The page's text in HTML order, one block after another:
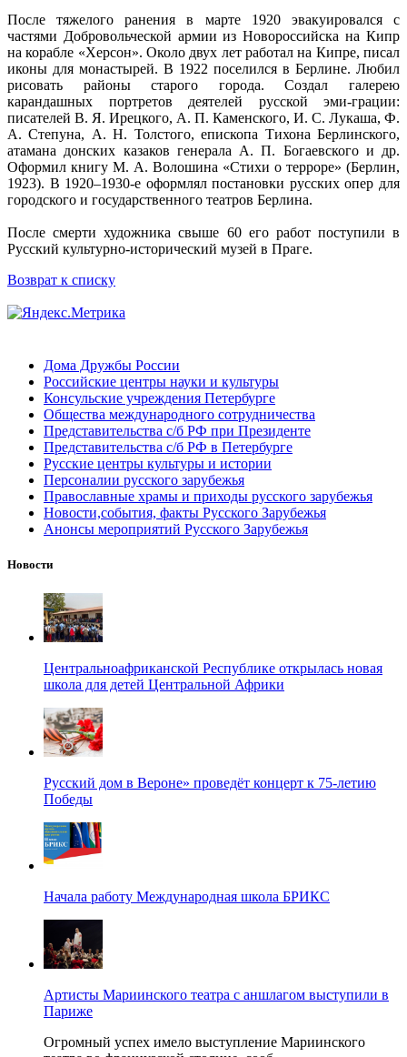
После тяжелого ранения в марте 1920 эвакуировался с
частями Добровольческой армии из Новороссийска на Кипр
на корабле «Херсон». Около двух лет работал на Кипре, писал
иконы для монастырей. В 1922 поселился в Берлине. Любил
рисовать районы старого города. Создал галерею
карандашных портретов деятелей русской эми-грации:
писателей В. Я. Ирецкого, А. П. Каменского, И. С. Лукаша, Ф.
А. Степуна, А. Н. Толстого, епископа Тихона Берлинского,
атамана донских казаков генерала А. П. Богаевского и др.
Оформил книгу М. А. Волошина «Стихи о терроре» (Берлин,
1923). В 1920–1930-е оформлял постановки русских опер для
городского и государственного театров Берлина.
После смерти художника свыше 60 его работ поступили в
Русский культурно-исторический музей в Праге.
Возврат к списку
Дома Дружбы России
Российские центры науки и культуры
Консульские учреждения Петербурге
Общества международного сотрудничества
Представительства с/б РФ при Президенте
Представительства с/б РФ в Петербурге
Русские центры культуры и истории
Персоналии русского зарубежья
Православные храмы и приходы русского зарубежья
Новости,события, факты Русского Зарубежья
Анонсы мероприятий Русского Зарубежья
Новости
Центральноафриканской Республике открылась новая
школа для детей Центральной Африки
Русский дом в Вероне» проведёт концерт к 75-летию
Победы
Начала работу Международная школа БРИКС
Артисты Мариинского театра с аншлагом выступили в
Париже
Огромный успех имело выступление Мариинского